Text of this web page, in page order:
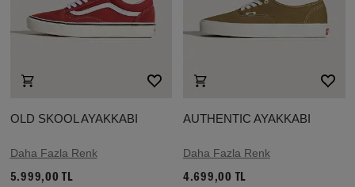
OLD SKOOL AYAKKABI
Daha Fazla Renk
5.999,00 TL
AUTHENTIC AYAKKABI
Daha Fazla Renk
4.699,00 TL